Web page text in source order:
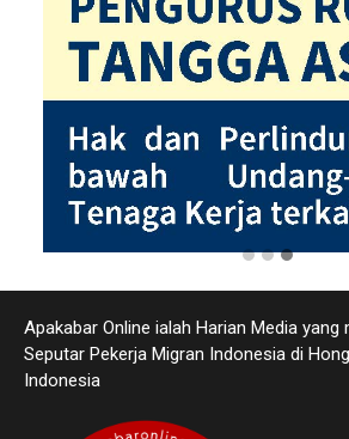
Apakabar Online ialah Harian Media
Seputar Pekerja Migran Indonesia di
Indonesia